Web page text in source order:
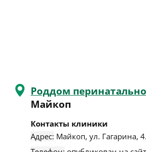
Роддом
Майкоп
Контакты клиники
Адрес: Майкоп, ул. Гагарина, 4.